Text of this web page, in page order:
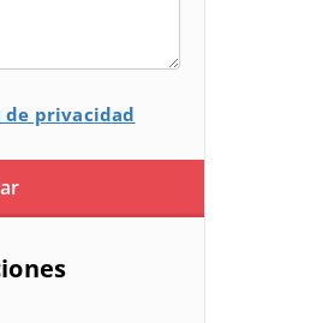
privacidad